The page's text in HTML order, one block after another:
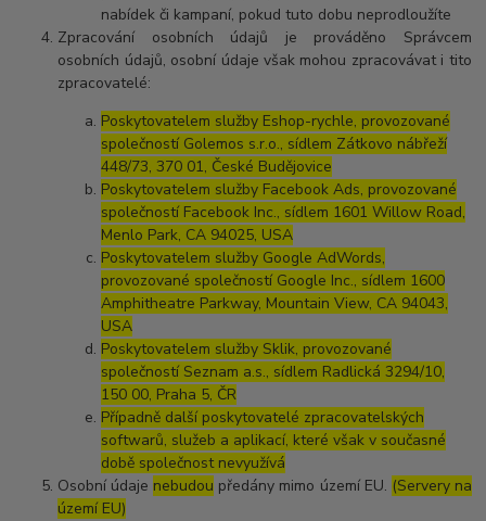
nabídek či kampaní, pokud tuto dobu neprodloužíte
Zpracování osobních údajů je prováděno Správcem
osobních údajů, osobní údaje však mohou zpracovávat i tito
zpracovatelé:
Poskytovatelem služby Eshop-rychle, provozované
společností Golemos s.r.o., sídlem Zátkovo nábřeží
448/73, 370 01, České Budějovice
Poskytovatelem služby Facebook Ads, provozované
společností Facebook Inc., sídlem 1601 Willow Road,
Menlo Park, CA 94025, USA
Poskytovatelem služby Google AdWords,
provozované společností Google Inc., sídlem 1600
Amphitheatre Parkway, Mountain View, CA 94043,
USA
Poskytovatelem služby Sklik, provozované
společností Seznam a.s., sídlem Radlická 3294/10,
150 00, Praha 5, ČR
Případně další poskytovatelé zpracovatelských
softwarů, služeb a aplikací, které však v současné
době společnost nevyužívá
Osobní údaje nebudou předány mimo území EU. (Servery na
území EU)